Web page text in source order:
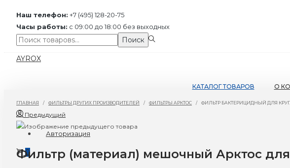
Наш телефон: +7 (495) 128-20-75
Часы работы: с 09:00 до 18:00 без выходных
Поиск:>
Поиск
Перейти
Перейти
AYROX
КАТАЛОГ ТОВАРОВ О
Авторизация
0
ГЛАВНАЯ / ФИЛЬТРЫ ДРУГИХ ПРОИЗВОДИТЕЛЕЙ / ФИЛЬТРЫ АРКТОС / ФИЛЬТР БАКТЕРИЦИДНЫЙ ДЛЯ
Предыдущий
Фильтр (материал) мешочный Арктос